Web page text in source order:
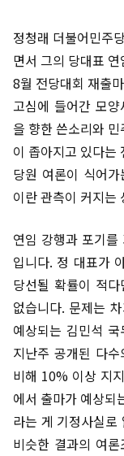
정청래 더불어민주
면서 그의 당대표
8월 전당대회 재출
고심에 들어간 모
을 향한 쓴소리와
이 좁아지고 있다는
당원 여론이 식어
이란 관측이 커지는
연임 강행과 포기
입니다. 정 대표가
당선될 확률이 적
없습니다. 문제는
예상되는 김민석
지난주 공개된 다
비해 10% 이상 지
에서 출마가 예상되
라는 게 기정사실로
비슷한 결과의 여